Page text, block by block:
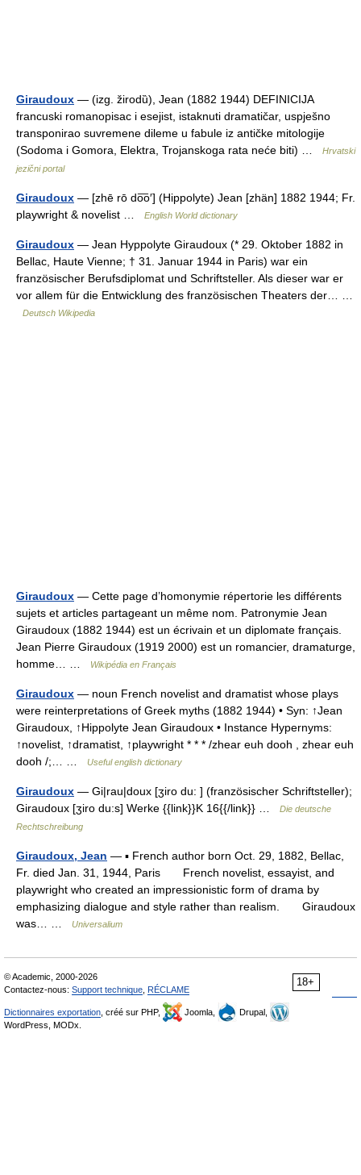
Giraudoux — (izg. žirodȕ), Jean (1882 1944) DEFINICIJA
francuski romanopisac i esejist, istaknuti dramatičar, uspješno
transponirao suvremene dileme u fabule iz antičke mitologije
(Sodoma i Gomora, Elektra, Trojanskoga rata neće biti) …
Hrvatski
jezični portal
Giraudoux — [zhē rō do͞o′] (Hippolyte) Jean [zhän] 1882 1944; Fr.
playwright & novelist …
English World dictionary
Giraudoux — Jean Hyppolyte Giraudoux (* 29. Oktober 1882 in
Bellac, Haute Vienne; † 31. Januar 1944 in Paris) war ein
französischer Berufsdiplomat und Schriftsteller. Als dieser war er
vor allem für die Entwicklung des französischen Theaters der… …
Deutsch Wikipedia
Giraudoux — Cette page d’homonymie répertorie les différents
sujets et articles partageant un même nom. Patronymie Jean
Giraudoux (1882 1944) est un écrivain et un diplomate français.
Jean Pierre Giraudoux (1919 2000) est un romancier, dramaturge,
homme… …
Wikipédia en Français
Giraudoux — noun French novelist and dramatist whose plays
were reinterpretations of Greek myths (1882 1944) • Syn: ↑Jean
Giraudoux, ↑Hippolyte Jean Giraudoux • Instance Hypernyms:
↑novelist, ↑dramatist, ↑playwright * * * /zhear euh dooh , zhear euh
dooh /;… …
Useful english dictionary
Giraudoux — Gi|rau|doux [ʒiro du: ] (französischer Schriftsteller);
Giraudoux [ʒiro du:s] Werke {{link}}K 16{{/link}} …
Die deutsche
Rechtschreibung
Giraudoux, Jean — ▪ French author born Oct. 29, 1882, Bellac,
Fr. died Jan. 31, 1944, Paris French novelist, essayist, and
playwright who created an impressionistic form of drama by
emphasizing dialogue and style rather than realism. Giraudoux
was… …
Universalium
18+
© Academic, 2000-2026
Contactez-nous: Support technique RÉCLAME
Dictionnaires exportation , créé sur PHP, Joomla,
Drupal,
WordPress, MODx.